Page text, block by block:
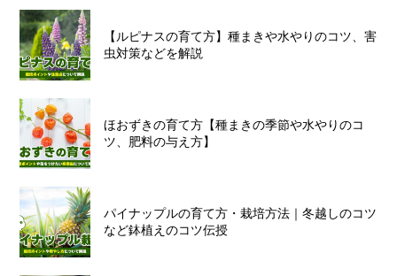
【ルピナスの育て方】種まきや水やりのコツ、害
虫対策などを解説
ほおずきの育て方【種まきの季節や水やりのコ
ツ、肥料の与え方】
パイナップルの育て方・栽培方法｜冬越しのコツ
など鉢植えのコツ伝授